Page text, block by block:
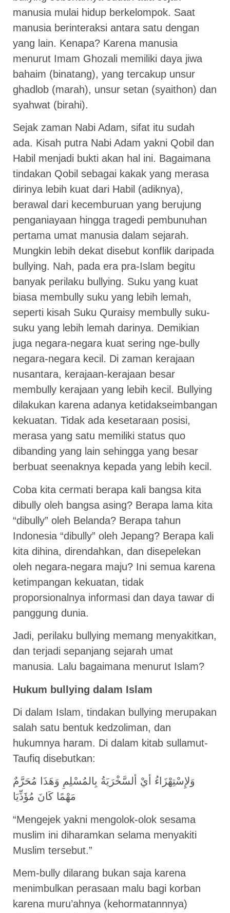
manusia mulai hidup berkelompok. Saat
manusia berinteraksi antara satu dengan
yang lain. Kenapa? Karena manusia
menurut Imam Ghozali memiliki daya jiwa
bahaim (binatang), yang tercakup unsur
ghadlob (marah), unsur setan (syaithon) dan
syahwat (birahi).
Sejak zaman Nabi Adam, sifat itu sudah
ada. Kisah putra Nabi Adam yakni Qobil dan
Habil menjadi bukti akan hal ini. Bagaimana
tindakan Qobil sebagai kakak yang merasa
dirinya lebih kuat dari Habil (adiknya),
berawal dari kecemburuan yang berujung
penganiayaan hingga tragedi pembunuhan
pertama umat manusia dalam sejarah.
Mungkin lebih dekat disebut konflik daripada
bullying. Nah, pada era pra-Islam begitu
banyak perilaku bullying. Suku yang kuat
biasa membully suku yang lebih lemah,
seperti kisah Suku Quraisy membully suku-
suku yang lebih lemah darinya. Demikian
juga negara-negara kuat sering nge-bully
negara-negara kecil. Di zaman kerajaan
nusantara, kerajaan-kerajaan besar
membully kerajaan yang lebih kecil. Bullying
dilakukan karena adanya ketidakseimbangan
kekuatan. Tidak ada kesetaraan posisi,
merasa yang satu memiliki status quo
dibanding yang lain sehingga yang besar
berbuat seenaknya kepada yang lebih kecil.
Coba kita cermati berapa kali bangsa kita
dibully oleh bangsa asing? Berapa lama kita
“dibully” oleh Belanda? Berapa tahun
Indonesia “dibully” oleh Jepang? Berapa kali
kita dihina, direndahkan, dan disepelekan
oleh negara-negara maju? Ini semua karena
ketimpangan kekuatan, tidak
proporsionalnya informasi dan daya tawar di
panggung dunia.
Jadi, perilaku bullying memang menyakitkan,
dan terjadi sepanjang sejarah umat
manusia. Lalu bagaimana menurut Islam?
Hukum bullying dalam Islam
Di dalam Islam, tindakan bullying merupakan
salah satu bentuk kedzoliman, dan
hukumnya haram. Di dalam kitab sullamut-
Taufiq disebutkan:
وَلإِسْتِهْزَاءُ أيْ ألسَّخْرَيَةُ بِالمُسْلِمِ وَهَذَا مُحَرَّمٌ
مَهْمًا كَانَ مُؤَذِّيَا
“Mengejek yakni mengolok-olok sesama
muslim ini diharamkan selama menyakiti
Muslim tersebut.”
Mem-bully dilarang bukan saja karena
menimbulkan perasaan malu bagi korban
karena muru’ahnya (kehormatannnya)